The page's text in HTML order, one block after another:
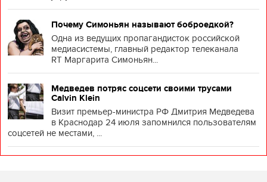
Почему Симоньян называют боброедкой?
Одна из ведущих пропагандисток российской
медиасистемы, главный редактор телеканала
RT Маргарита Симоньян...
Медведев потряс соцсети своими трусами
Calvin Klein
Визит премьер-министра РФ Дмитрия Медведева
в Краснодар 24 июля запомнился пользователям
соцсетей не местами, ...